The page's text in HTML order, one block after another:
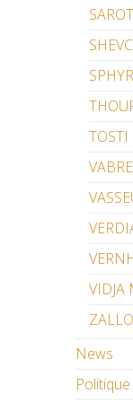
TOSTI
VIDJA
News